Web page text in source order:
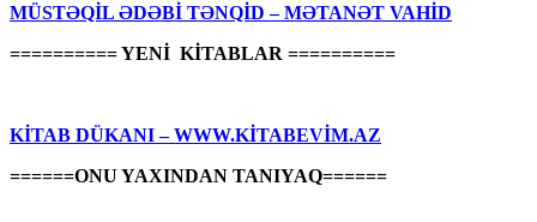
MÜSTƏQİL ƏDƏBİ TƏNQİD – MƏTANƏT VAHİD
========== YENİ KİTABLAR ==========
KİTAB DÜKANI – WWW.KİTABEVİM.AZ
======ONU YAXINDAN TANIYAQ======